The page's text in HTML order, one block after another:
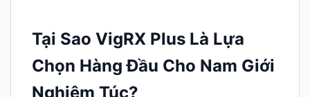
Tại Sao VigRX Plus Là Lựa
Chọn Hàng Đầu Cho Nam Giới
Nghiêm Túc?